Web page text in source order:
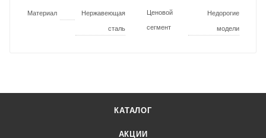
Материал Нержавеющая
сталь
Ценовой
сегмент
Недорогие
модели
КАТАЛОГ
АКЦИИ